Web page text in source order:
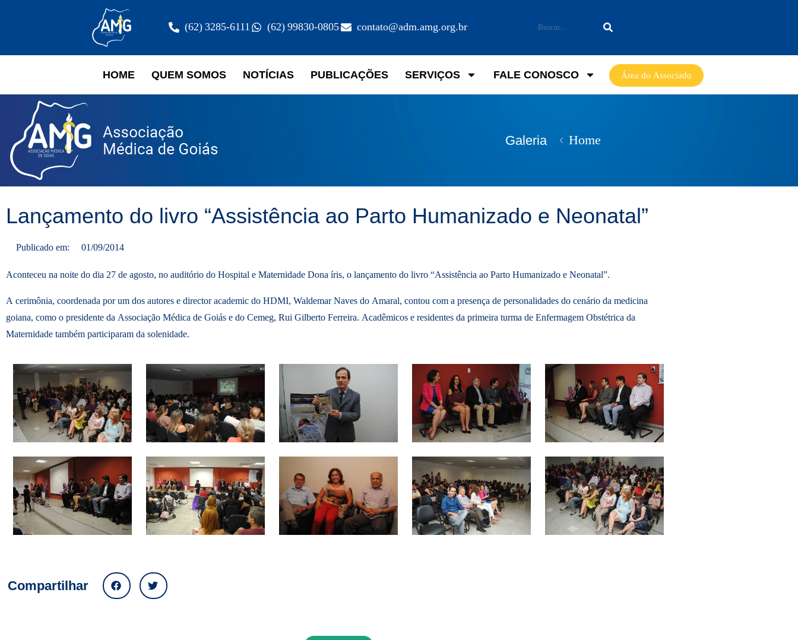
(62) 3285-6111 (62) 99830-0805 contato@adm.amg.org.br
HOME QUEM SOMOS NOTÍCIAS PUBLICAÇÕES SERVIÇOS FALE CONOSCO Área do Associado
Galeria Home
Lançamento do livro “Assistência ao Parto Humanizado e Neonatal”
Publicado em: 01/09/2014
Aconteceu na noite do dia 27 de agosto, no auditório do Hospital e Maternidade Dona íris, o lançamento do livro “Assistência ao Parto Humanizado e Neonatal”.
A cerimônia, coordenada por um dos autores e director academic do HDMI, Waldemar Naves do Amaral, contou com a presença de personalidades do cenário da medicina
goiana, como o presidente da Associação Médica de Goiás e do Cemeg, Rui Gilberto Ferreira. Acadêmicos e residentes da primeira turma de Enfermagem Obstétrica da
Maternidade também participaram da solenidade.
Compartilhar